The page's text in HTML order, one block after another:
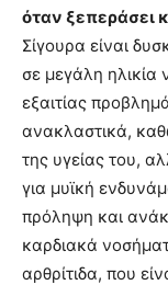
όταν ξεπεράσει
Σίγουρα είναι
σε μεγάλη ηλικία
εξαιτίας
ανακλαστικά,
της υγείας του,
για μυϊκή
πρόληψη και
καρδιακά
αρθρίτιδα, που